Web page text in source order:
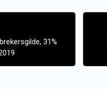
31%